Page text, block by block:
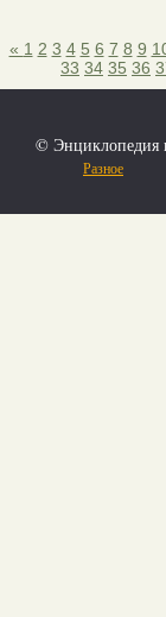
« 1 2 3 4 5 6 7 8 9
33 34 35 36
© Энциклопедия
Разное